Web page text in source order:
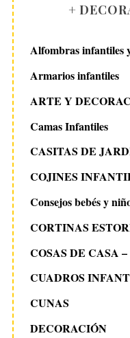
+
Alfombras infantiles
Armarios infantiles
ARTE Y
Camas Infantiles
CASITAS DE
COJINES
Consejos bebés y
CORTINAS
COSAS DE CASA
CUADROS
CUNAS
DECORACIÓN